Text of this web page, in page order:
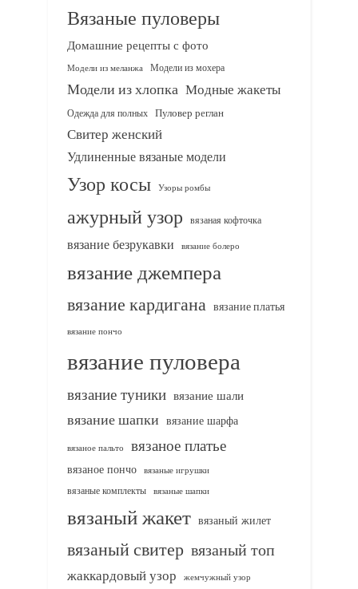
Вязаные пуловеры
Домашние рецепты с фото
Модели из меланжа Модели из мохера
Модели из хлопка Модные жакеты
Одежда для полных Пуловер реглан
Свитер женский
Удлиненные вязаные модели
Узор косы Узоры ромбы
ажурный узор вязаная кофточка
вязание безрукавки вязание болеро
вязание джемпера
вязание кардигана вязание платья
вязание пончо
вязание пуловера
вязание туники вязание шали
вязание шапки вязание шарфа
вязаное пальто вязаное платье
вязаное пончо вязаные игрушки
вязаные комплекты
вязаные шапки
вязаный жакет вязаный жилет
вязаный свитер вязаный топ
жаккардовый узор жемчужный узор